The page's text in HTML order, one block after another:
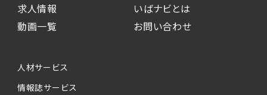
求人情報
動画一覧
いばナビとは
お問い合わせ
人材サービス
情報誌サービス